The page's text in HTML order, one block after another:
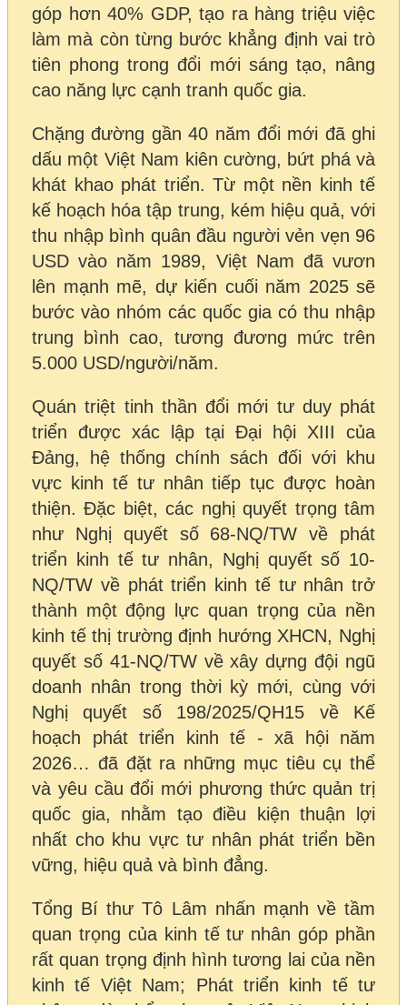
góp hơn 40% GDP, tạo ra hàng triệu việc
làm mà còn từng bước khẳng định vai trò
tiên phong trong đổi mới sáng tạo, nâng
cao năng lực cạnh tranh quốc gia.
Chặng đường gần 40 năm đổi mới đã ghi
dấu một Việt Nam kiên cường, bứt phá và
khát khao phát triển. Từ một nền kinh tế
kế hoạch hóa tập trung, kém hiệu quả, với
thu nhập bình quân đầu người vẻn vẹn 96
USD vào năm 1989, Việt Nam đã vươn
lên mạnh mẽ, dự kiến cuối năm 2025 sẽ
bước vào nhóm các quốc gia có thu nhập
trung bình cao, tương đương mức trên
5.000 USD/người/năm.
Quán triệt tinh thần đổi mới tư duy phát
triển được xác lập tại Đại hội XIII của
Đảng, hệ thống chính sách đối với khu
vực kinh tế tư nhân tiếp tục được hoàn
thiện. Đặc biệt, các nghị quyết trọng tâm
như Nghị quyết số 68-NQ/TW về phát
triển kinh tế tư nhân, Nghị quyết số 10-
NQ/TW về phát triển kinh tế tư nhân trở
thành một động lực quan trọng của nền
kinh tế thị trường định hướng XHCN, Nghị
quyết số 41-NQ/TW về xây dựng đội ngũ
doanh nhân trong thời kỳ mới, cùng với
Nghị quyết số 198/2025/QH15 về Kế
hoạch phát triển kinh tế - xã hội năm
2026… đã đặt ra những mục tiêu cụ thể
và yêu cầu đổi mới phương thức quản trị
quốc gia, nhằm tạo điều kiện thuận lợi
nhất cho khu vực tư nhân phát triển bền
vững, hiệu quả và bình đẳng.
Tổng Bí thư Tô Lâm nhấn mạnh về tầm
quan trọng của kinh tế tư nhân góp phần
rất quan trọng định hình tương lai của nền
kinh tế Việt Nam; Phát triển kinh tế tư